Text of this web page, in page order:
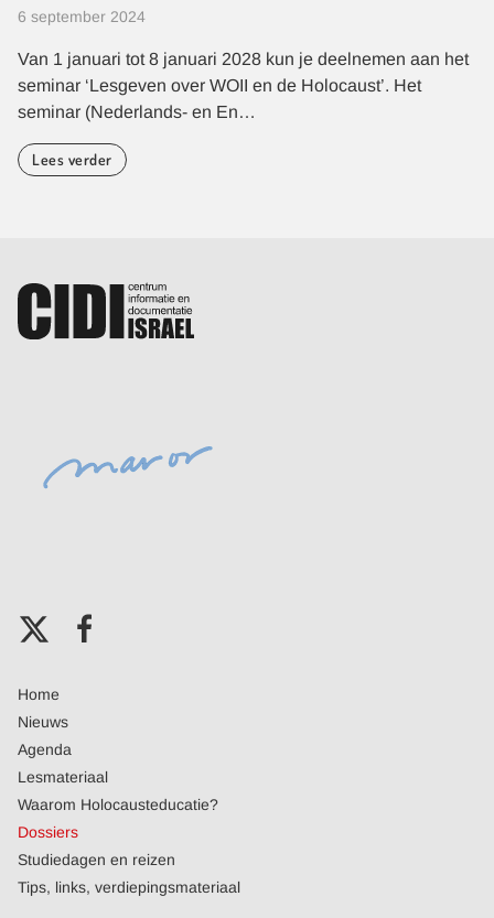
6 september 2024
Van 1 januari tot 8 januari 2028 kun je deelnemen aan het
seminar ‘Lesgeven over WOII en de Holocaust’. Het
seminar (Nederlands- en En…
Lees verder
Home
Nieuws
Agenda
Lesmateriaal
Waarom Holocausteducatie?
Dossiers
Studiedagen en reizen
Tips, links, verdiepingsmateriaal